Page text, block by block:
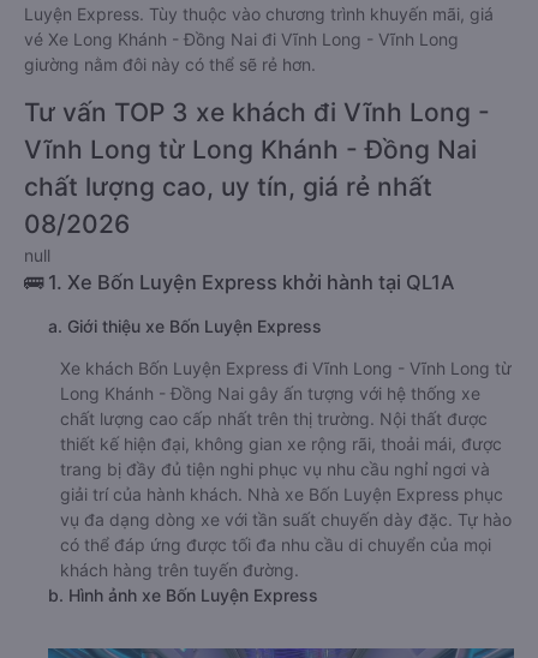
Luyện Express. Tùy thuộc vào chương trình khuyến mãi, giá
vé Xe Long Khánh - Đồng Nai đi Vĩnh Long - Vĩnh Long
giường nằm đôi này có thể sẽ rẻ hơn.
Tư vấn TOP 3 xe khách đi Vĩnh Long -
Vĩnh Long từ Long Khánh - Đồng Nai
chất lượng cao, uy tín, giá rẻ nhất
08/2026
null
🚌 1. Xe Bốn Luyện Express khởi hành tại QL1A
a. Giới thiệu xe Bốn Luyện Express
Xe khách Bốn Luyện Express đi Vĩnh Long - Vĩnh Long từ
Long Khánh - Đồng Nai gây ấn tượng với hệ thống xe
chất lượng cao cấp nhất trên thị trường. Nội thất được
thiết kế hiện đại, không gian xe rộng rãi, thoải mái, được
trang bị đầy đủ tiện nghi phục vụ nhu cầu nghỉ ngơi và
giải trí của hành khách. Nhà xe Bốn Luyện Express phục
vụ đa dạng dòng xe với tần suất chuyến dày đặc. Tự hào
có thể đáp ứng được tối đa nhu cầu di chuyển của mọi
khách hàng trên tuyến đường.
b. Hình ảnh xe Bốn Luyện Express